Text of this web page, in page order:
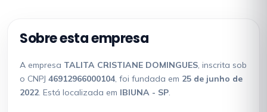
Sobre esta empresa
A empresa TALITA CRISTIANE DOMINGUES, inscrita sob
o CNPJ 46912966000104, foi fundada em 25 de junho de
2022. Está localizada em IBIUNA - SP.